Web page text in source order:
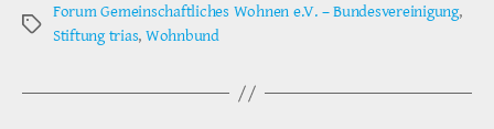
Schlagwörter
Forum Gemeinschaftliches Wohnen e.V. – Bundesvereinigung,
Stiftung trias, Wohnbund